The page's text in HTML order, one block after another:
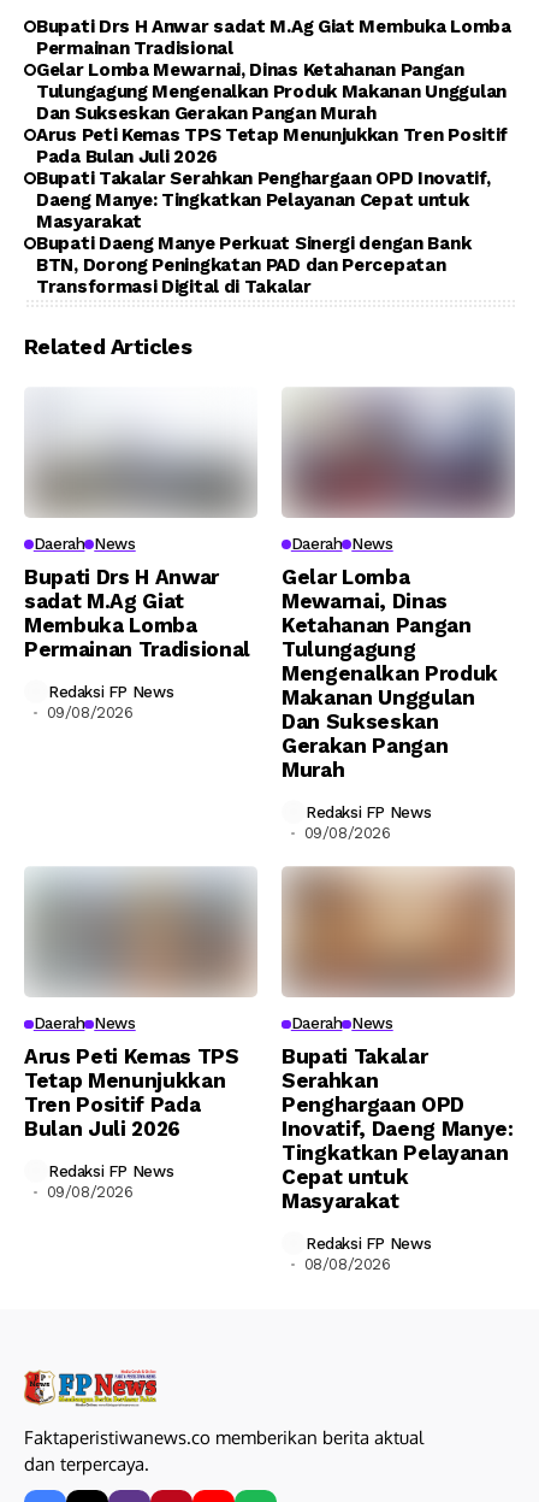
Bupati Drs H Anwar sadat M.Ag Giat Membuka Lomba
Permainan Tradisional
Gelar Lomba Mewarnai, Dinas Ketahanan Pangan
Tulungagung Mengenalkan Produk Makanan Unggulan
Dan Sukseskan Gerakan Pangan Murah
Arus Peti Kemas TPS Tetap Menunjukkan Tren Positif
Pada Bulan Juli 2026
Bupati Takalar Serahkan Penghargaan OPD Inovatif,
Daeng Manye: Tingkatkan Pelayanan Cepat untuk
Masyarakat
Bupati Daeng Manye Perkuat Sinergi dengan Bank
BTN, Dorong Peningkatan PAD dan Percepatan
Transformasi Digital di Takalar
Related Articles
Daerah News
Bupati Drs H Anwar
sadat M.Ag Giat
Membuka Lomba
Permainan Tradisional
Redaksi FP News
09/08/2026
Daerah News
Gelar Lomba
Mewarnai, Dinas
Ketahanan Pangan
Tulungagung
Mengenalkan Produk
Makanan Unggulan
Dan Sukseskan
Gerakan Pangan
Murah
Redaksi FP News
09/08/2026
Daerah News
Arus Peti Kemas TPS
Tetap Menunjukkan
Tren Positif Pada
Bulan Juli 2026
Redaksi FP News
09/08/2026
Daerah News
Bupati Takalar
Serahkan
Penghargaan OPD
Inovatif, Daeng Manye:
Tingkatkan Pelayanan
Cepat untuk
Masyarakat
Redaksi FP News
08/08/2026
Faktaperistiwanews.co memberikan berita aktual
dan terpercaya.